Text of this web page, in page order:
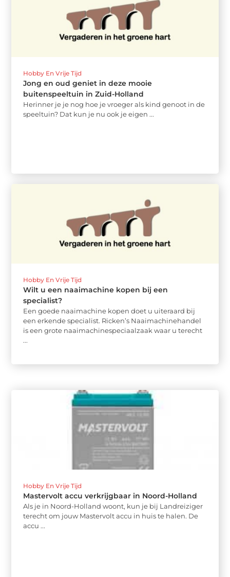
Hobby En Vrije Tijd
Jong en oud geniet in deze mooie
buitenspeeltuin in Zuid-Holland
Herinner je je nog hoe je vroeger als kind genoot in de
speeltuin? Dat kun je nu ook je eigen ...
Hobby En Vrije Tijd
Wilt u een naaimachine kopen bij een
specialist?
Een goede naaimachine kopen doet u uiteraard bij
een erkende specialist. Ricken’s Naaimachinehandel
is een grote naaimachinespeciaalzaak waar u terecht
...
Hobby En Vrije Tijd
Mastervolt accu verkrijgbaar in Noord-Holland
Als je in Noord-Holland woont, kun je bij Landreiziger
terecht om jouw Mastervolt accu in huis te halen. De
accu ...